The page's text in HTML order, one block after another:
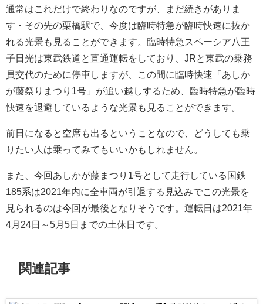
通常はこれだけで終わりなのですが、まだ続きがありま
す・その先の栗橋駅で、今度は臨時特急が臨時快速に抜か
れる光景も見ることができます。臨時特急スペーシア八王
子日光は東武鉄道と直通運転をしており、JRと東武の乗務
員交代のために停車しますが、この間に臨時快速「あしか
が藤祭りまつり1号」が追い越しするため、臨時特急が臨時
快速を退避しているような光景も見ることができます。
前日になると空席も出るということなので、どうしても乗
りたい人は乗ってみてもいいかもしれません。
また、今回あしかが藤まつり1号として走行している国鉄
185系は2021年内に全車両が引退する見込みでこの光景を
見られるのは今回が最後となりそうです。運転日は2021年
4月24日～5月5日までの土休日です。
関連記事